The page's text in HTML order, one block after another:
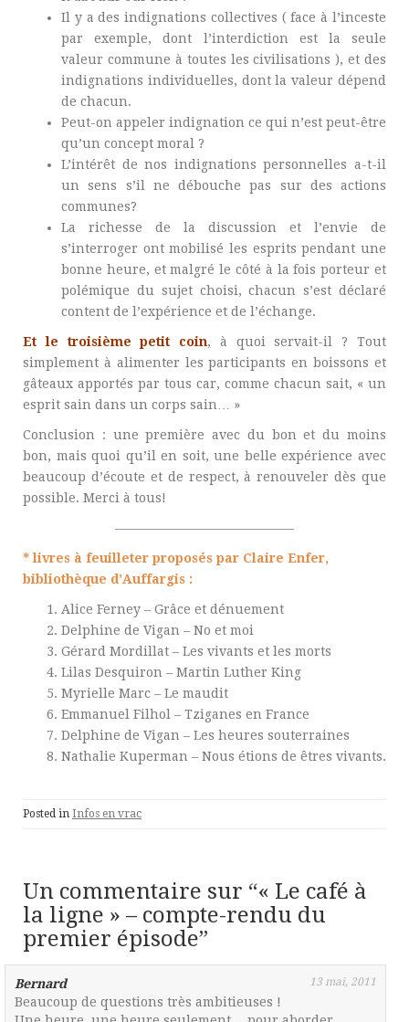
Il y a des indignations collectives ( face à l’inceste
par exemple, dont l’interdiction est la seule
valeur commune à toutes les civilisations ), et des
indignations individuelles, dont la valeur dépend
de chacun.
Peut-on appeler indignation ce qui n’est peut-être
qu’un concept moral ?
L’intérêt de nos indignations personnelles a-t-il
un sens s’il ne débouche pas sur des actions
communes?
La richesse de la discussion et l’envie de
s’interroger ont mobilisé les esprits pendant une
bonne heure, et malgré le côté à la fois porteur et
polémique du sujet choisi, chacun s’est déclaré
content de l’expérience et de l’échange.
Et le troisième petit coin, à quoi servait-il ? Tout
simplement à alimenter les participants en boissons et
gâteaux apportés par tous car, comme chacun sait, « un
esprit sain dans un corps sain… »
Conclusion : une première avec du bon et du moins
bon, mais quoi qu’il en soit, une belle expérience avec
beaucoup d’écoute et de respect, à renouveler dès que
possible. Merci à tous!
——————————————
* livres à feuilleter proposés par Claire Enfer,
bibliothèque d’Auffargis :
Alice Ferney – Grâce et dénuement
Delphine de Vigan – No et moi
Gérard Mordillat – Les vivants et les morts
Lilas Desquiron – Martin Luther King
Myrielle Marc – Le maudit
Emmanuel Filhol – Tziganes en France
Delphine de Vigan – Les heures souterraines
Nathalie Kuperman – Nous étions de êtres vivants.
Posted in Infos en vrac
Un commentaire sur “« Le café à
la ligne » – compte-rendu du
premier épisode”
Bernard 13 mai, 2011
Beaucoup de questions très ambitieuses !